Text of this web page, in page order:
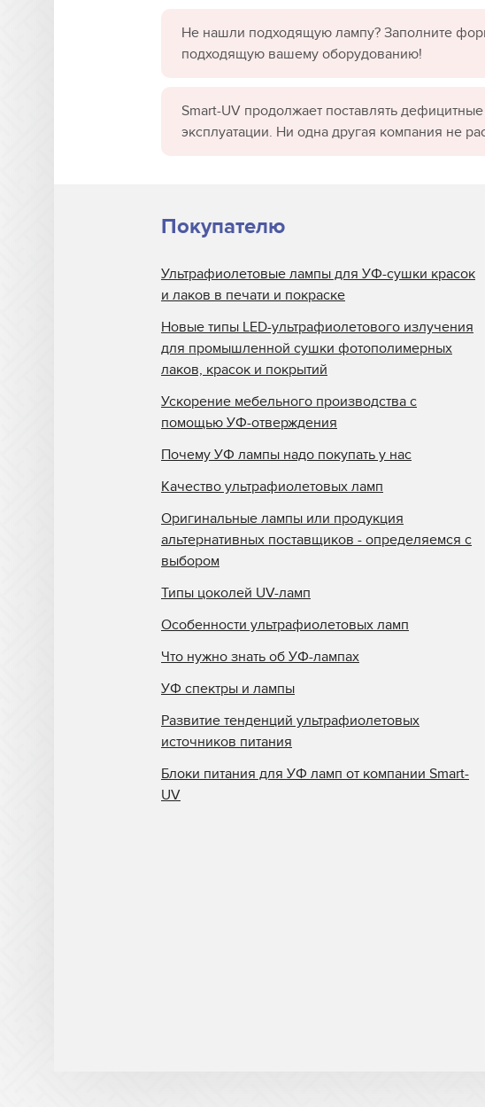
Не нашли подходящую лампу? Заполните
подходящую вашему оборудованию!
Smart-UV продолжает поставлять
эксплуатации. Ни одна другая компания не
Покупателю
Ультрафиолетовые лампы для УФ-сушки красок
и лаков в печати и покраске
Новые типы LED-ультрафиолетового излучения
для промышленной сушки фотополимерных
лаков, красок и покрытий
Ускорение мебельного производства с
помощью УФ-отверждения
Почему УФ лампы надо покупать у нас
Качество ультрафиолетовых ламп
Оригинальные лампы или продукция
альтернативных поставщиков - определяемся с
выбором
Типы цоколей UV-ламп
Особенности ультрафиолетовых ламп
Что нужно знать об УФ-лампах
УФ спектры и лампы
Развитие тенденций ультрафиолетовых
источников питания
Блоки питания для УФ ламп от компании Smart-
UV